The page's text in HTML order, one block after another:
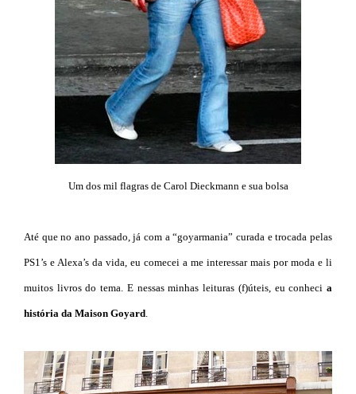
Um dos mil flagras de Carol Dieckmann e sua bolsa
Até que no ano passado, já com a “goyarmania” curada e trocada pelas
PS1’s e Alexa’s da vida, eu comecei a me interessar mais por moda e li
muitos livros do tema. E nessas minhas leituras (f)úteis, eu conheci a
história da Maison Goyard